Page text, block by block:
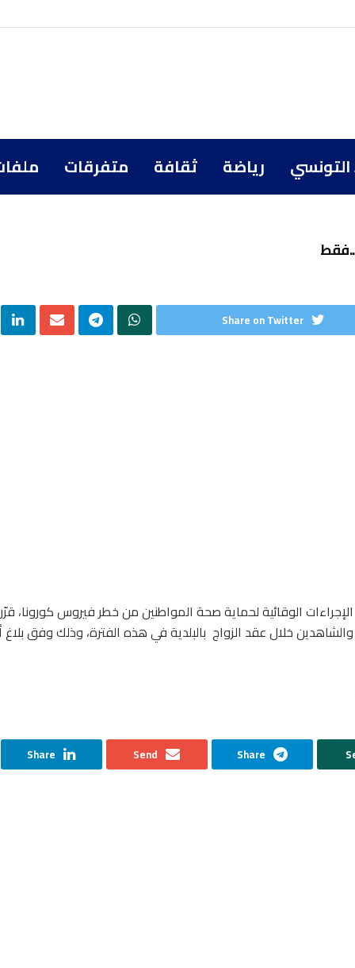
التونسي رياضة ثقافة متفرقات
Share on Twitter
الوقائية لحماية صحة المواطنين من خطر فيروس كورونا،
خلال عقد الزواج بالبلدية في هذه الفترة، وذلك وفق بلاغ
Share
Send
Share